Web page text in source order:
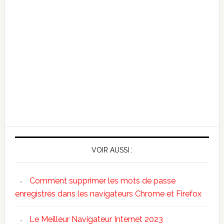
VOIR AUSSI :
Comment supprimer les mots de passe
enregistrés dans les navigateurs Chrome et Firefox
Le Meilleur Navigateur Internet 2023